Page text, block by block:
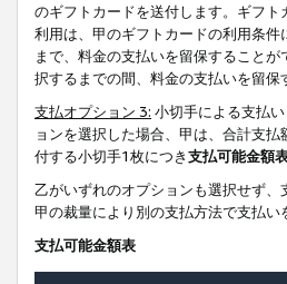
のギフトカードを送付します。ギフ
利用は、甲のギフトカードの利用条
まで、料金の支払いを留保すること
択するまでの間、料金の支払いを留保
支払オプション 3: 小切手による支払
ョンを選択した場合、甲は、合計支払
付する小切手1枚につき支払可能金額
乙がいずれのオプションも選択せず
甲の裁量により別の支払方法で支払
支払可能金額表